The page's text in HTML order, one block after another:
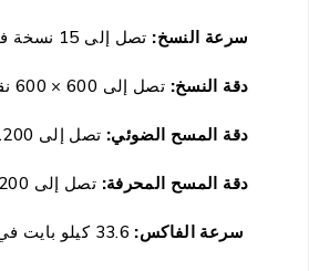
سرعة النسخ: تصل إلى 15 نسخة في الدقيقة (أحادية) ، 11 نسخة في الدقيقة (ملونة)
دقة النسخ: تصل إلى 600 × 600 نقطة في البوصة كحد أقصى
دقة المسح الضوئي: تصل إلى 1200 × 2400 نقطة في البوصة
دقة المسح المحرفة: تصل إلى 19200 × 19200 نقطة لكل بوصة
سرعة الفاكس: